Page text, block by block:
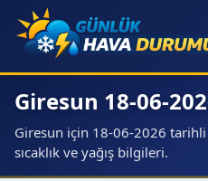
Giresun 18-06-
Giresun için 18-06-2026
sıcaklık ve yağış bilgileri.